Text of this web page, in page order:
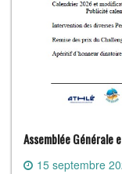
Assemblée Générale
15 septembre